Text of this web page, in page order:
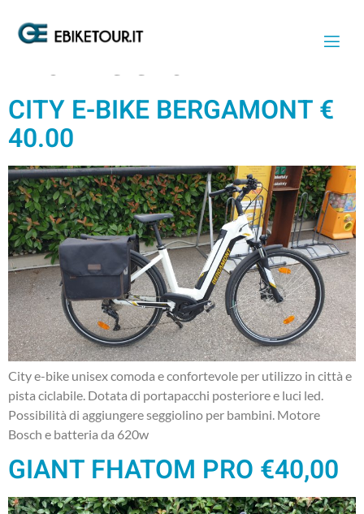
CATEGORIA:
NOLEGGIO
CITY E-BIKE BERGAMONT €
40.00
City e-bike unisex comoda e confortevole per utilizzo in città e
pista ciclabile. Dotata di portapacchi posteriore e luci led.
Possibilità di aggiungere seggiolino per bambini. Motore
Bosch e batteria da 620w
GIANT FHATOM PRO €40,00